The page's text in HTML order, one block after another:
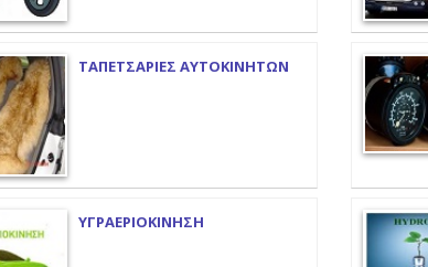
ΤΑΠΕΤΣΑΡΙΕΣ ΑΥΤΟΚΙΝΗΤΩΝ
ΥΓΡΑΕΡΙΟΚΙΝΗΣΗ